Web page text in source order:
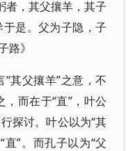
者，其父攘羊，其子
是。父为子隐，子
路》
其父攘羊”之意，不
而在于“直”，叶公
探讨。叶公以为“其
”。而孔子以为“父